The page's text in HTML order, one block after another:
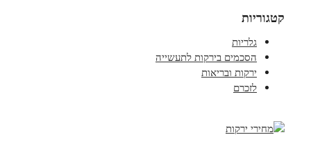
קטגוריות
גלריות
הסכמים בירקות לתעשייה
ירקות ובריאות
לזכרם